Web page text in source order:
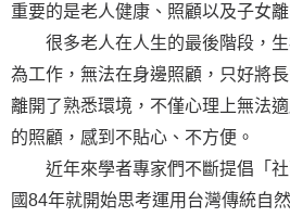
重要的是老人健康、照顧以及子女
很多老人在人生的最後階段，生
為工作，無法在身邊照顧，只好將
離開了熟悉環境，不僅心理上無法
的照顧，感到不貼心、不方便。
近年來學者專家們不斷提倡「社
國84年就開始思考運用台灣傳統自